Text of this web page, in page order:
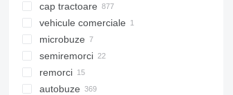
cap tractoare
vehicule comerciale
microbuze
semiremorci
remorci
autobuze